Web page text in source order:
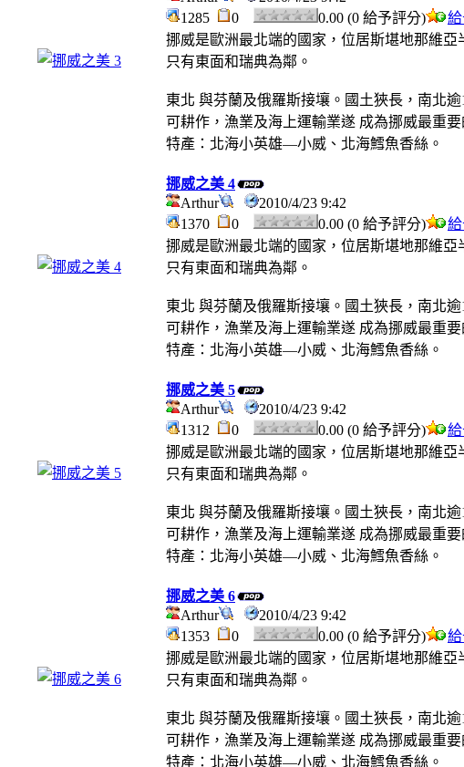
1285
0 0.00 (0 給予評分)
挪威是歐洲最北端的國家，位居斯堪地那維亞
只有東面和瑞典為鄰。
東北 與芬蘭及俄羅斯接壤。國土狹長，南北
可耕作，漁業及海上運輸業遂 成為挪威最重要
特產：北海小英雄—小威、北海鱈魚香絲。
挪威之美 4
Arthur
2010/4/23 9:42
1370
0 0.00 (0 給予評分)
挪威是歐洲最北端的國家，位居斯堪地那維亞
只有東面和瑞典為鄰。
東北 與芬蘭及俄羅斯接壤。國土狹長，南北
可耕作，漁業及海上運輸業遂 成為挪威最重要
特產：北海小英雄—小威、北海鱈魚香絲。
挪威之美 5
Arthur
2010/4/23 9:42
1312
0 0.00 (0 給予評分)
挪威是歐洲最北端的國家，位居斯堪地那維亞
只有東面和瑞典為鄰。
東北 與芬蘭及俄羅斯接壤。國土狹長，南北
可耕作，漁業及海上運輸業遂 成為挪威最重要
特產：北海小英雄—小威、北海鱈魚香絲。
挪威之美 6
Arthur
2010/4/23 9:42
1353
0 0.00 (0 給予評分)
挪威是歐洲最北端的國家，位居斯堪地那維亞
只有東面和瑞典為鄰。
東北 與芬蘭及俄羅斯接壤。國土狹長，南北
可耕作，漁業及海上運輸業遂 成為挪威最重要
特產：北海小英雄—小威、北海鱈魚香絲。